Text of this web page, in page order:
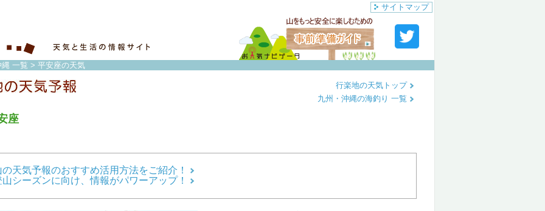
サイトマップ
一覧 > 平安座の天気
座
行楽地の天気トップ
九州・沖縄の海釣り 一覧
天気予報のおすすめ活用方法をご紹介！
シーズンに向け、情報がパワーアップ！